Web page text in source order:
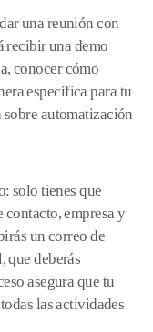
una reunión con
recibir una demo
conocer cómo
específica para tu
automatización
solo tienes que
empresa y
un correo de
que deberás
asegura que tu
las actividades